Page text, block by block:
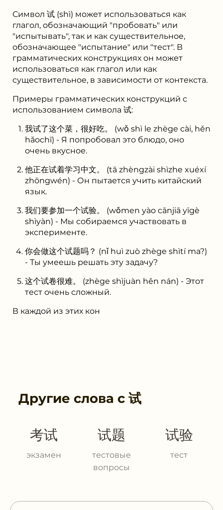
Символ 试 (shì) может использоваться как
глагол, обозначающий "пробовать" или
"испытывать", так и как существительное,
обозначающее "испытание" или "тест". В
грамматических конструкциях он может
использоваться как глагол или как
существительное, в зависимости от контекста.
Примеры грамматических конструкций с
использованием символа 试:
我试了这个菜，很好吃。 (wǒ shì le zhège cài, hěn
hǎochī) - Я попробовал это блюдо, оно
очень вкусное.
他正在试着学习中文。 (tā zhèngzài shìzhe xuéxí
zhōngwén) - Он пытается учить китайский
язык.
我们要参加一个试验。 (wǒmen yào cānjiā yīgè
shìyàn) - Мы собираемся участвовать в
эксперименте.
你会做这个试题吗？ (nǐ huì zuò zhège shìtí ma?)
- Ты умеешь решать эту задачу?
这个试卷很难。 (zhège shìjuàn hěn nán) - Этот
тест очень сложный.
В каждой из этих кон
Другие слова с 试
考试
экзамен
试题
тестовые
вопросы
试验
тест